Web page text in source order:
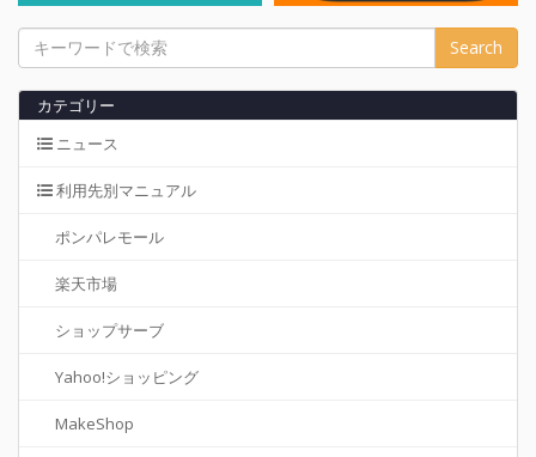
Search
カテゴリー
ニュース
利用先別マニュアル
ポンパレモール
楽天市場
ショップサーブ
Yahoo!ショッピング
MakeShop